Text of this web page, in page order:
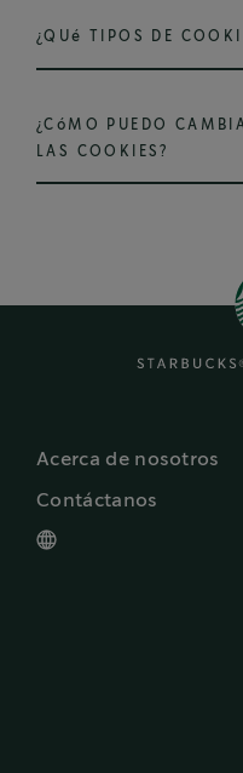
¿QUé TIPOS DE
¿CóMO PUEDO
LAS COOKIES?
Acerca de nosotros
Contáctanos